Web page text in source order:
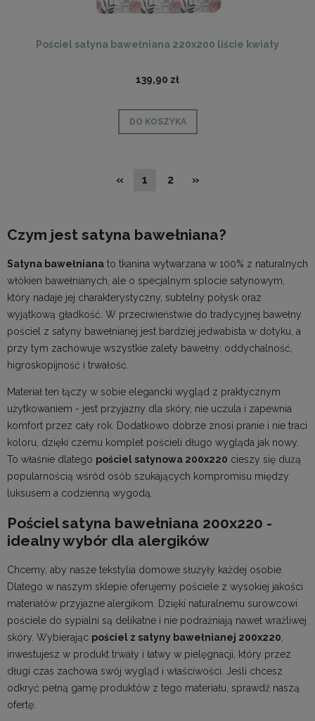
Pościel satyna bawełniana 220x200 liście kwiaty
139,90 zł
DO KOSZYKA
« 1 2 »
Czym jest satyna bawełniana?
Satyna bawełniana to tkanina wytwarzana w 100% z naturalnych
włókien bawełnianych, ale o specjalnym splocie satynowym,
który nadaje jej charakterystyczny, subtelny połysk oraz
wyjątkową gładkość. W przeciwieństwie do tradycyjnej bawełny
pościel z satyny bawełnianej jest bardziej jedwabista w dotyku, a
przy tym zachowuje wszystkie zalety bawełny: oddychalność,
higroskopijność i trwałość.
Materiał ten łączy w sobie elegancki wygląd z praktycznym
użytkowaniem - jest przyjazny dla skóry, nie uczula i zapewnia
komfort przez cały rok. Dodatkowo dobrze znosi pranie i nie traci
koloru, dzięki czemu komplet pościeli długo wygląda jak nowy.
To właśnie dlatego pościel satynowa 200x220 cieszy się dużą
popularnością wśród osób szukających kompromisu między
luksusem a codzienną wygodą.
Pościel satyna bawełniana 200x220 -
idealny wybór dla alergików
Chcemy, aby nasze tekstylia domowe służyły każdej osobie.
Dlatego w naszym sklepie oferujemy pościele z wysokiej jakości
materiałów przyjazne alergikom. Dzięki naturalnemu surowcowi
pościele do sypialni są delikatne i nie podrażniają nawet wrażliwej
skóry. Wybierając pościel z satyny bawełnianej 200x220
inwestujesz w produkt trwały i łatwy w pielęgnacji, który przez
długi czas zachowa swój wygląd i właściwości. Jeśli chcesz
odkryć pełną gamę produktów z tego materiału, sprawdź naszą
ofertę.